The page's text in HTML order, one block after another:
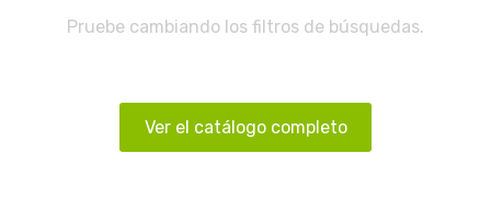
Pruebe cambiando los filtros de búsquedas.
Ver el catálogo completo